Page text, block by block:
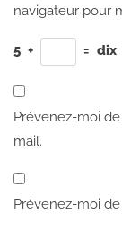
navigateur pour
5 + = dix
Prévenez-moi
mail.
Prévenez-moi